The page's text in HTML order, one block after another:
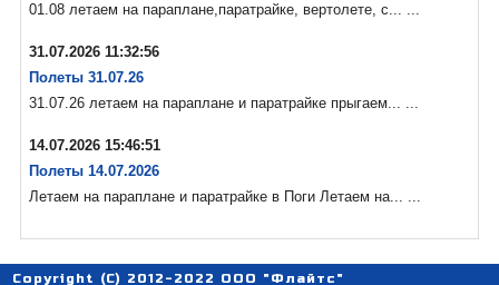
01.08 летаем на параплане,паратрайке, вертолете, с... ...
31.07.2026 11:32:56
Полеты 31.07.26
31.07.26 летаем на параплане и паратрайке прыгаем... ...
14.07.2026 15:46:51
Полеты 14.07.2026
Летаем на параплане и паратрайке в Поги Летаем на... ...
Copyright (C) 2012-2022 ООО "Флайтс"